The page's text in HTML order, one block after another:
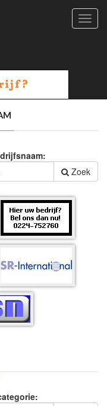
Zoek